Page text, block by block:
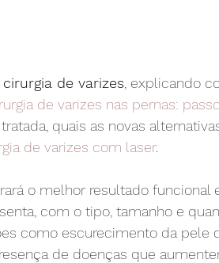
cirurgia de varizes , explicando
de varizes nas pernas:
quais as novas
de varizes com laser.
o melhor resultado funcional
com o tipo, tamanho e
como escurecimento da pele
de doenças que